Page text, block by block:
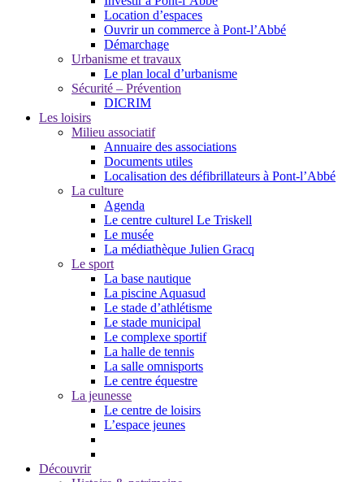
Location d’espaces
Ouvrir un commerce à Pont-l’Abbé
Démarchage
Urbanisme et travaux
Le plan local d’urbanisme
Sécurité – Prévention
DICRIM
Les loisirs
Milieu associatif
Annuaire des associations
Documents utiles
Localisation des défibrillateurs à Pont-l’Abbé
La culture
Agenda
Le centre culturel Le Triskell
Le musée
La médiathèque Julien Gracq
Le sport
La base nautique
La piscine Aquasud
Le stade d’athlétisme
Le stade municipal
Le complexe sportif
La halle de tennis
La salle omnisports
Le centre équestre
La jeunesse
Le centre de loisirs
L’espace jeunes
Découvrir